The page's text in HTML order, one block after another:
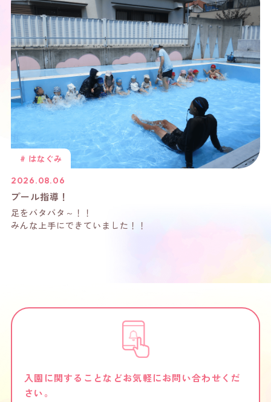
# はなぐみ
2026.08.06
プール指導！
足をバタバタ～！！
みんな上手にできていました！！
入園に関することなどお気軽にお問い合わせくだ
さい。